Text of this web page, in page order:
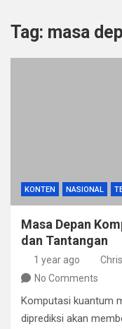
Tag: masa
KONTEN NASIONAL
Masa Depan
dan Tantangan
1 year ago
No Comments
Komputasi kuantum
diprediksi akan